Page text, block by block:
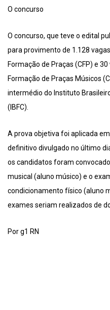
O concurso
O concurso, que teve o edital
para provimento de 1.128
Formação de Praças (CFP) e
Formação de Praças Músicos
intermédio do Instituto
(IBFC).
A prova objetiva foi aplicada
definitivo divulgado no último
os candidatos foram
musical (aluno músico) e o
condicionamento físico (aluno
exames seriam realizados de
Por g1 RN